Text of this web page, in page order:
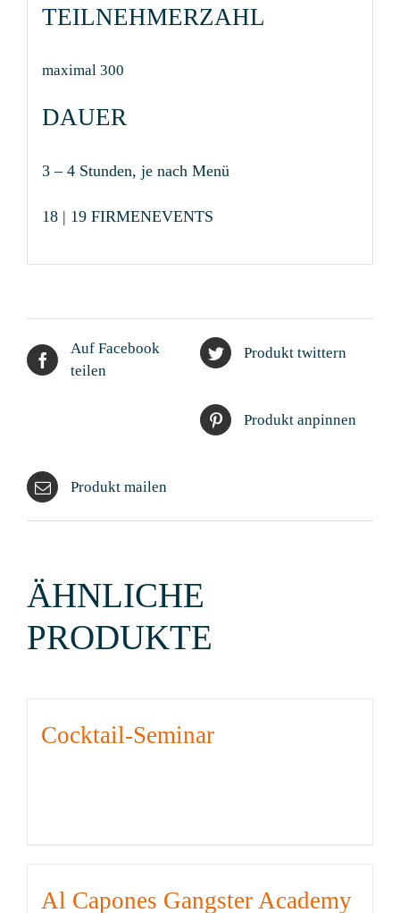
TEILNEHMERZAHL
maximal 300
DAUER
3 – 4 Stunden, je nach Menü
18 | 19 FIRMENEVENTS
Auf Facebook
teilen
Produkt twittern
Produkt anpinnen
Produkt mailen
ÄHNLICHE
PRODUKTE
Cocktail-Seminar
Al Capones Gangster Academy